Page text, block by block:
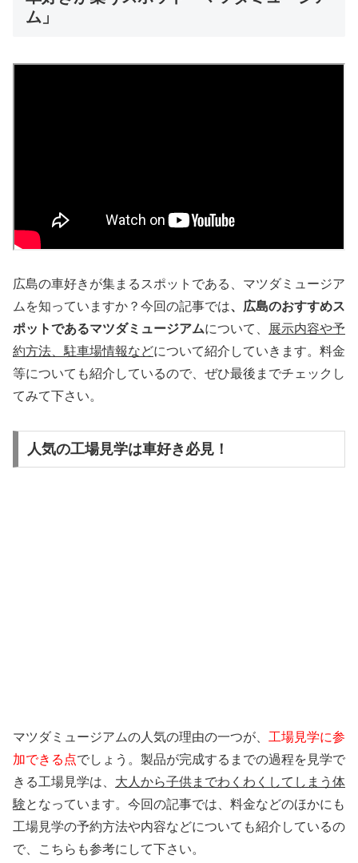
ム」
広島の車好きが集まるスポットである、マツダミュージア
ムを知っていますか？今回の記事では、広島のおすすめス
ポットであるマツダミュージアムについて、 展示内容や予
約方法、駐車場情報などについて紹介していきます。料金
等についても紹介しているので、ぜひ最後までチェックし
てみて下さい。
人気の工場見学は車好き必見！
マツダミュージアムの人気の理由の一つが、 工場見学に参
加できる点でしょう。製品が完成するまでの過程を見学で
きる工場見学は、 大人から子供までわくわくしてしまう体
験となっています。今回の記事では、料金などのほかにも
工場見学の予約方法や内容などについても紹介しているの
で、こちらも参考にして下さい。